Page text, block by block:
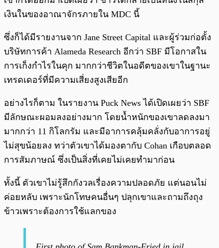
เงินในของอาณาจักรภายใน MDC นี้
ซึ่งก็ได้มีรายงานจาก Jane Street Capital และผู้ร่วมก่อตั้ง
บริษัทการค้า Alameda Research อีกว่า SBF มีโอกาสใน
การเก็งกำไรในคุก มากกว่าชีวิตในอดีตของเขาในฐานะ
เทรดเดอร์ที่มีความเสี่ยงสูงเสียอีก
อย่างไรก็ตาม ในรายงาน Puck News ได้เปิดเผยว่า SBF
มีลักษณะผอมลงอย่างมาก โดยน้ำหนักของเขาลดลงมา
มากกว่า 11 กิโลกรัม และมีอาการคลุ้มคลั่งกับอาการอยู่
ไม่สุขน้อยลง ทว่าตัวเขาได้มองตากับ Cohan เกือบตลอด
การสัมภาษณ์ ซึ่งเป็นสิ่งที่เคยไม่เคยทำมาก่อน
ทั้งนี้ ตัวเขาไม่รู้สึกกังวลเรื่องความปลอดภัย แต่นอนไม่
ค่อยหลับ เพราะนักโทษคนอื่นๆ ปลุกเขาและถามถึงถุง
ข้าวเพราะต้องการใช้แลกของ